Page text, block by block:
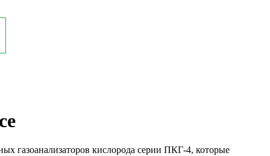
газоанализаторов кислорода серии ПКГ-4, которые